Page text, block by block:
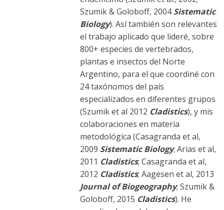
Szumik & Goloboff, 2004Sistematic
Biology). Así también son relevantes
el trabajo aplicado que lideré, sobre
800+ especies de vertebrados,
plantas e insectos del Norte
Argentino, para el que coordiné con
24 taxónomos del país
especializados en diferentes grupos
(Szumik et al 2012 Cladistics), y mis
colaboraciones en materia
metodológica (Casagranda et al,
2009 Sistematic Biology; Arias et al,
2011 Cladistics; Casagranda et al,
2012 Cladistics; Aagesen et al, 2013
Journal of Biogeography; Szumik &
Goloboff, 2015 Cladistics). He